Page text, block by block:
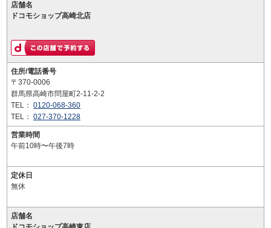
店舗名
ドコモショップ高崎北店
住所/電話番号
〒370-0006
群馬県高崎市問屋町2-11-2-2
TEL： 0120-068-360
TEL： 027-370-1228
営業時間
午前10時〜午後7時
定休日
無休
店舗名